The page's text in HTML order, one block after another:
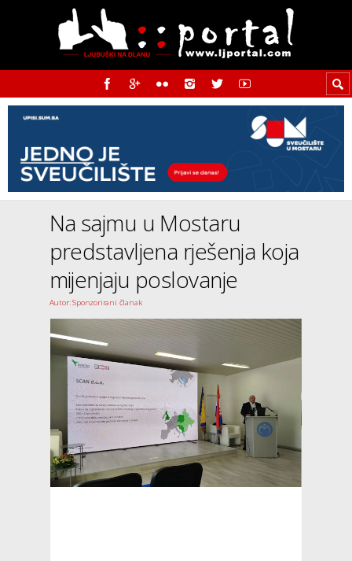
Na sajmu u Mostaru
predstavljena rješenja koja
mijenjaju poslovanje
Autor: Sponzorirani članak